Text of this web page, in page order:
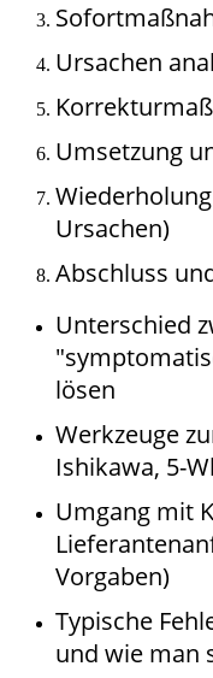
Ursachen
Umsetzung
Ursachen)
Abschluss
Unterschied
lösen
Werkzeuge
Ishikawa, 5-
Umgang mit
Vorgaben)
Typische
und wie man